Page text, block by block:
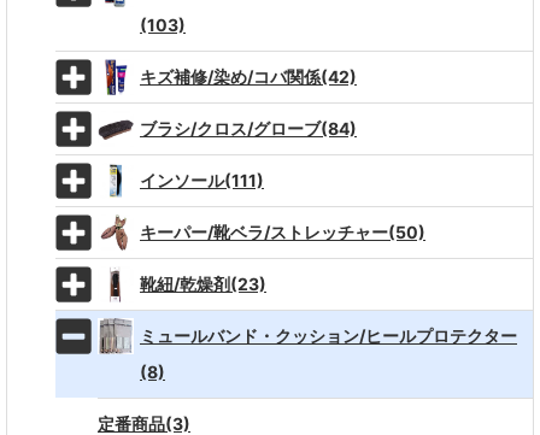
(103)
キズ補修/染め/コバ関係(42)
ブラシ/クロス/グローブ(84)
インソール(111)
キーパー/靴ベラ/ストレッチャー(50)
靴紐/乾燥剤(23)
ミュールバンド・クッション/ヒールプロテクター
(8)
定番商品(3)